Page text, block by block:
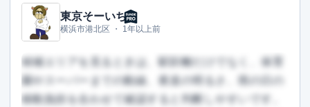
この回答を読むには会員登録が必要です
（文字数：266文字）
東京そーいち
横浜市港北区 ・ 1年以上前
候補エリアを見るときは、駅距離だけでなく、保育
園やスーパーまでの動線、夜道の明るさ、雨の日の
移動負担を合わせて確認すると判断しやすいです。